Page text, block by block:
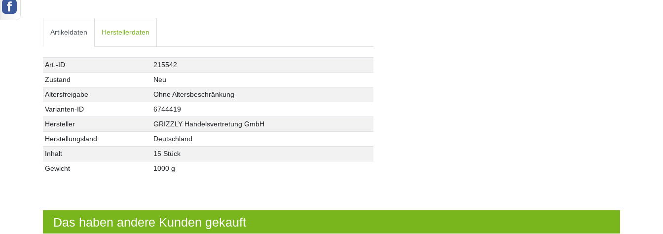
Artikeldaten Herstellerdaten
Technisches
Merkmal
Wert
Art.-ID
215542
Zustand
Neu
Altersfreigabe
Ohne Altersbeschränkung
Varianten-ID
6744419
Hersteller
GRIZZLY Handelsvertretung GmbH
Herstellungsland
Deutschland
Inhalt
15 Stück
Gewicht
1000 g
Das haben andere Kunden gekauft